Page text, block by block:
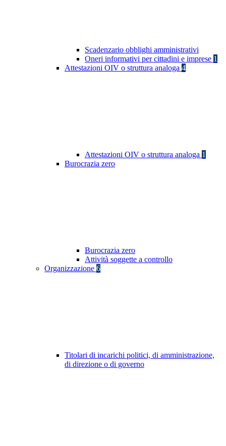
Scadenzario obblighi amministrativi
Oneri informativi per cittadini e imprese 1
Attestazioni OIV o struttura analoga 4
Attestazioni OIV o struttura analoga 1
Burocrazia zero
Burocrazia zero
Attività soggette a controllo
Organizzazione 6
Titolari di incarichi politici, di amministrazione,
di direzione o di governo